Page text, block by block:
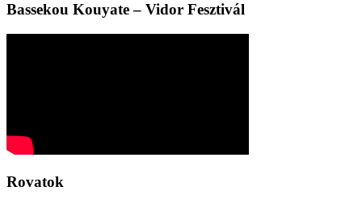
Bassekou Kouyate – Vidor Fesztivál
Rovatok